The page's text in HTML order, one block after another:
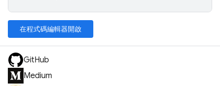
在程式碼編輯器開啟
GitHub
Medium